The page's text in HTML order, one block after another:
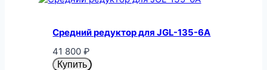
Средний редуктор для JGL-135-6A
41 800₽
Купить